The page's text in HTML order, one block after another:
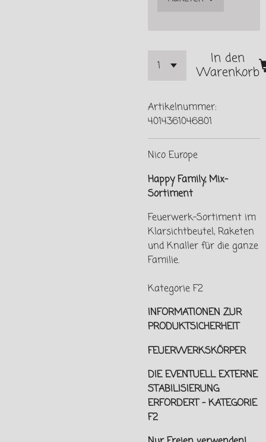
In den
Warenkorb
Artikelnummer:
4014361046801
Nico Europe
Happy Family, Mix-
Sortiment
Feuerwerk-Sortiment im
Klarsichtbeutel, Raketen
und Knaller für die ganze
Familie.
Kategorie F2
INFORMATIONEN ZUR
PRODUKTSICHERHEIT
FEUERWERKSKÖRPER
DIE EVENTUELL EXTERNE
STABILISIERUNG
ERFORDERT - KATEGORIE
F2